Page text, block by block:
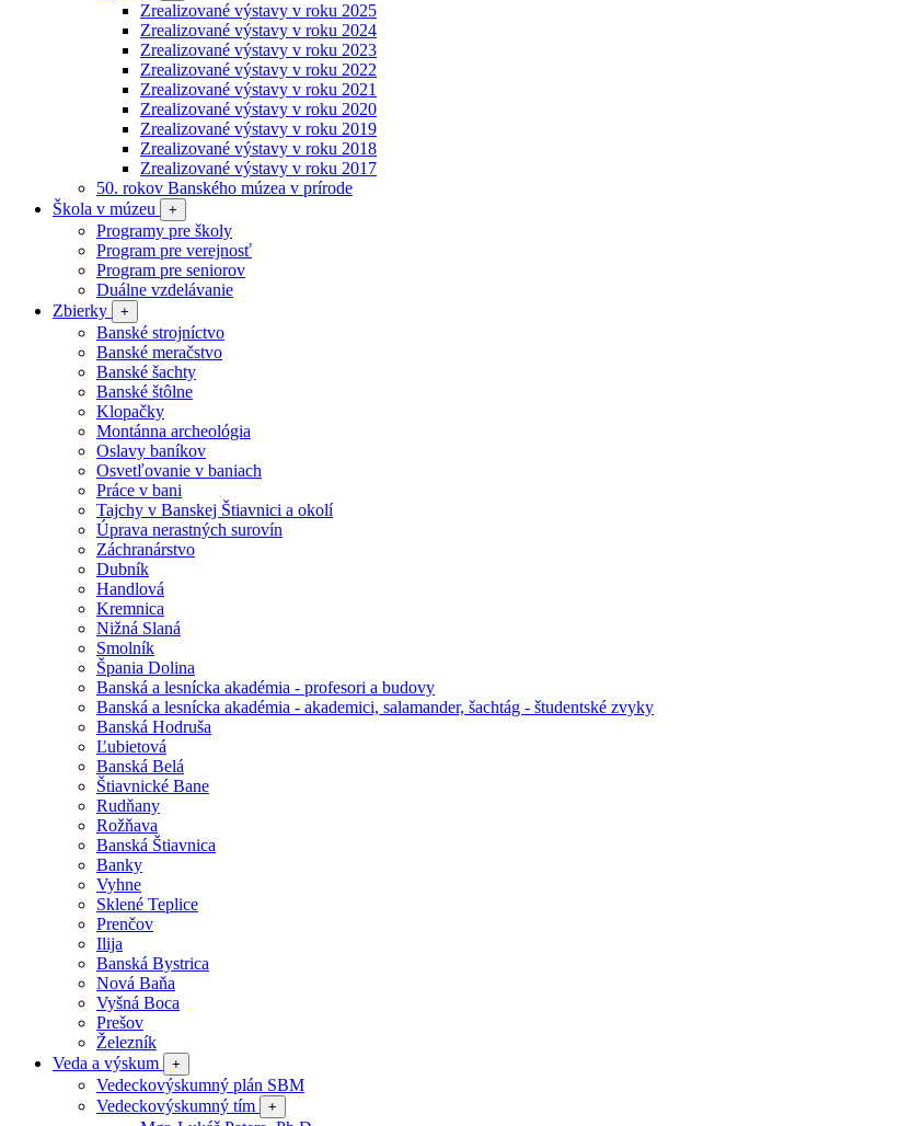
Zrealizované výstavy v roku 2025
Zrealizované výstavy v roku 2024
Zrealizované výstavy v roku 2023
Zrealizované výstavy v roku 2022
Zrealizované výstavy v roku 2021
Zrealizované výstavy v roku 2020
Zrealizované výstavy v roku 2019
Zrealizované výstavy v roku 2018
Zrealizované výstavy v roku 2017
50. rokov Banského múzea v prírode
Škola v múzeu
+
Programy pre školy
Program pre verejnosť
Program pre seniorov
Duálne vzdelávanie
Zbierky
+
Banské strojníctvo
Banské meračstvo
Banské šachty
Banské štôlne
Klopačky
Montánna archeológia
Oslavy baníkov
Osvetľovanie v baniach
Práce v bani
Tajchy v Banskej Štiavnici a okolí
Úprava nerastných surovín
Záchranárstvo
Dubník
Handlová
Kremnica
Nižná Slaná
Smolník
Špania Dolina
Banská a lesnícka akadémia - profesori a budovy
Banská a lesnícka akadémia - akademici, salamander, šachtág - študentské zvyky
Banská Hodruša
Ľubietová
Banská Belá
Štiavnické Bane
Rudňany
Rožňava
Banská Štiavnica
Banky
Vyhne
Sklené Teplice
Prenčov
Ilija
Banská Bystrica
Nová Baňa
Vyšná Boca
Prešov
Železník
Veda a výskum
+
Vedeckovýskumný plán SBM
Vedeckovýskumný tím
+